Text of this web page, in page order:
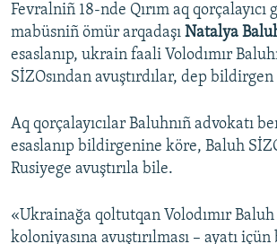
Fevralniñ 18-nde Qırım aq qorçalayıcı
mabüsniñ ömür arqadaşı Natalya
esaslanıp, ukrain faali Volodımır
SİZOsından avuştırdılar, dep
Aq qorçalayıcılar Baluhnıñ advokatı
esaslanıp bildirgenine köre, Baluh
Rusiyege avuştırıla bile.
«Ukrainağa qoltutqan Volodımır
koloniyasına avuştırılması – ayatı